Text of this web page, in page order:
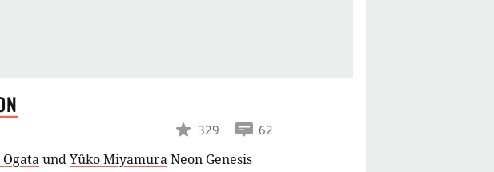
329 62
undYûko MiyamuraNeon Genesis